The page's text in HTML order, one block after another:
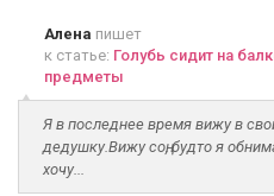
Алена пишет
к статье: Голубь сидит на
предметы
Я в последнее время вижу в
дедушку.Вижу соң, будто я
хочу...